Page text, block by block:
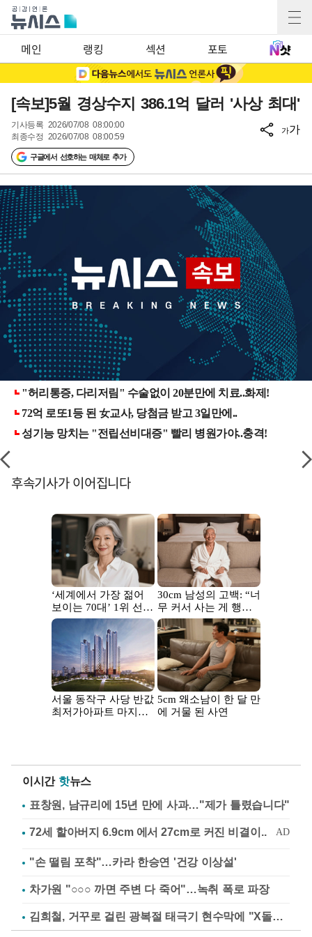
메인 랭킹 섹션 포토
[속보]5월 경상수지 386.1억 달러 '사상 최대'
기사등록 2026/07/08 08:00:00
최종수정 2026/07/08 08:00:59
구글에서 선호하는 매체로 추가
가가
후속기사가 이어집니다
이시간 핫뉴스
표창원, 남규리에 15년 만에 사과…"제가 틀렸습니다"
"손 떨림 포착"…카라 한승연 '건강 이상설'
차가원 "○○○ 까면 주변 다 죽어"…녹취 폭로 파장
김희철, 거꾸로 걸린 광복절 태극기 현수막에 "X돌았네"